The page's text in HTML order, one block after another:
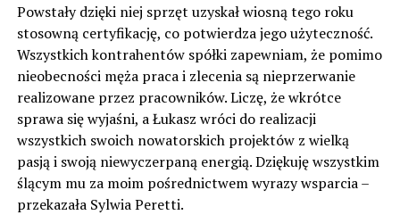
Powstały dzięki niej sprzęt uzyskał wiosną tego roku
stosowną certyfikację, co potwierdza jego użyteczność.
Wszystkich kontrahentów spółki zapewniam, że pomimo
nieobecności męża praca i zlecenia są nieprzerwanie
realizowane przez pracowników. Liczę, że wkrótce
sprawa się wyjaśni, a Łukasz wróci do realizacji
wszystkich swoich nowatorskich projektów z wielką
pasją i swoją niewyczerpaną energią. Dziękuję wszystkim
ślącym mu za moim pośrednictwem wyrazy wsparcia –
przekazała Sylwia Peretti.